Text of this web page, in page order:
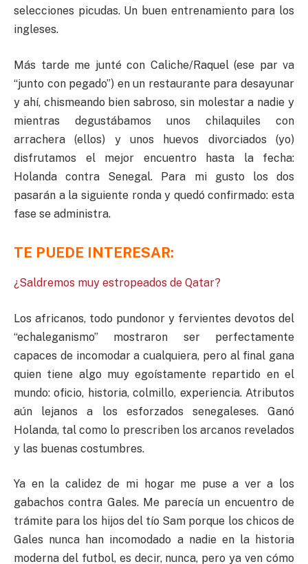
selecciones picudas. Un buen entrenamiento para los
ingleses.
Más tarde me junté con Caliche/Raquel (ese par va
“junto con pegado”) en un restaurante para desayunar
y ahí, chismeando bien sabroso, sin molestar a nadie y
mientras degustábamos unos chilaquiles con
arrachera (ellos) y unos huevos divorciados (yo)
disfrutamos el mejor encuentro hasta la fecha:
Holanda contra Senegal. Para mi gusto los dos
pasarán a la siguiente ronda y quedó confirmado: esta
fase se administra.
TE PUEDE INTERESAR:
¿Saldremos muy estropeados de Qatar?
Los africanos, todo pundonor y fervientes devotos del
“echaleganismo” mostraron ser perfectamente
capaces de incomodar a cualquiera, pero al final gana
quien tiene algo muy egoístamente repartido en el
mundo: oficio, historia, colmillo, experiencia. Atributos
aún lejanos a los esforzados senegaleses. Ganó
Holanda, tal como lo prescriben los arcanos revelados
y las buenas costumbres.
Ya en la calidez de mi hogar me puse a ver a los
gabachos contra Gales. Me parecía un encuentro de
trámite para los hijos del tío Sam porque los chicos de
Gales nunca han incomodado a nadie en la historia
moderna del futbol, es decir, nunca, pero ya ven cómo